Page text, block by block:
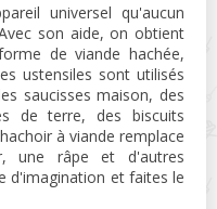
universel qu'aucun
son aide, on obtient
de viande hachée,
ustensiles sont utilisés
saucisses maison, des
de terre, des biscuits
à viande remplace
une râpe et d'autres
d'imagination et faites le